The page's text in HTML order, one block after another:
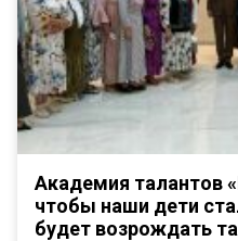
Академия талантов
чтобы наши дети
будет возрождать